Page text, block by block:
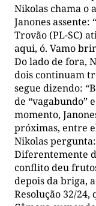
Nikolas chama o
Janones assente:
Trovão (PL-SC)
aqui, ó. Vamo
Do lado de fora,
dois continuam
segue dizendo:
de “vagabundo”
momento,
próximas, entre
Nikolas pergunta:
Diferentemente
conflito deu
depois da briga,
Resolução 32/